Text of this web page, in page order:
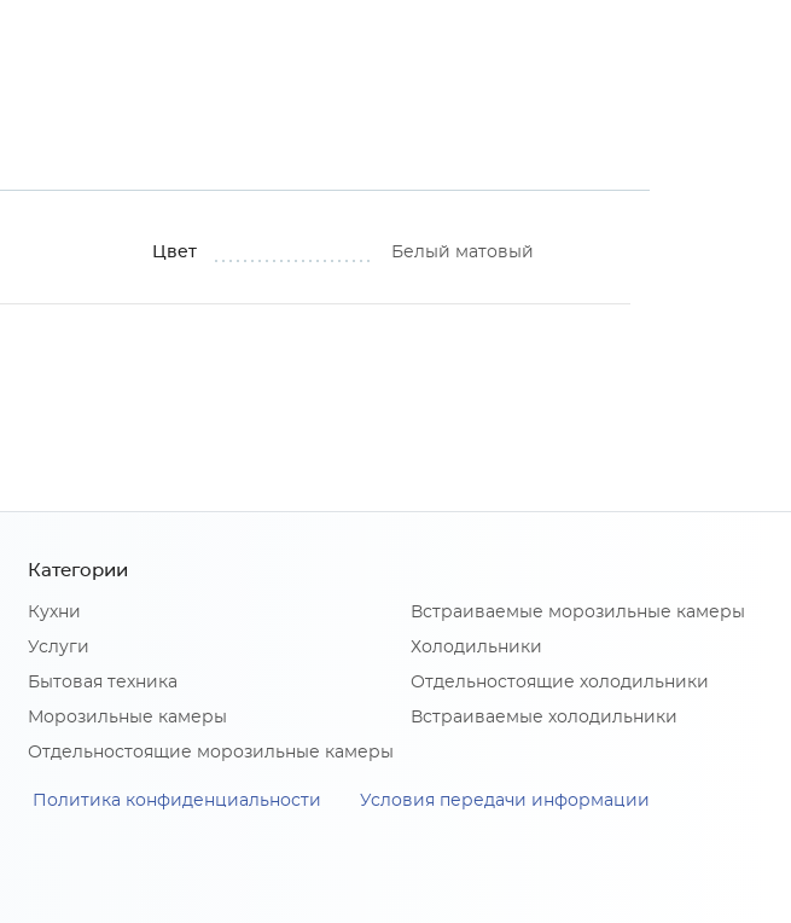
Цвет Белый матовый
Категории
Кухни
Услуги
Бытовая техника
Морозильные камеры
Отдельностоящие морозильные камеры
Встраиваемые морозильные камеры
Холодильники
Отдельностоящие холодильники
Встраиваемые холодильники
Политика конфиденциальности Условия передачи информации